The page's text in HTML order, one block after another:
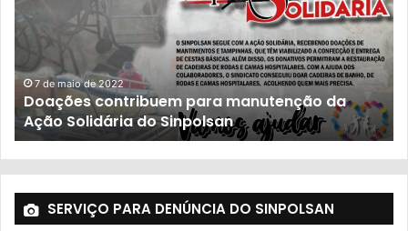
7 de maio de 2022
Doações contribuem para manutenção da
Ação Solidária do Sinpolsan
SERVIÇO PARA DENÚNCIA DO SINPOLSAN